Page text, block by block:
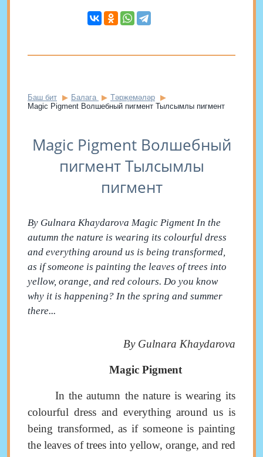
Баш бит Балага
Тәрҗемәләр
Magic Pigment Волшебный пигмент Тылсымлы пигмент
Magic Pigment Волшебный
пигмент Тылсымлы
пигмент
By Gulnara Khaydarova Magic Pigment In the
autumn the nature is wearing its colourful dress
and everything around us is being transformed,
as if someone is painting the leaves of trees into
yellow, orange, and red colours. Do you know
why it is happening? In the spring and summer
there...
By Gulnara Khaydarova
Magic Pigment
In the autumn the nature is wearing its
colourful dress and everything around us is
being transformed, as if someone is painting
the leaves of trees into yellow, orange, and red